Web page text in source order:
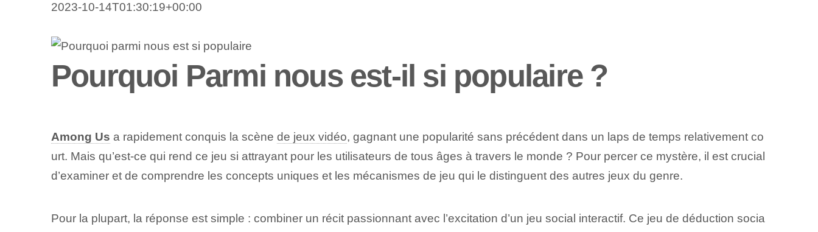
2023-10-14T01:30:19+00:00
Pourquoi Parmi nous est-il si populaire ?
Among Us a rapidement conquis la scène de jeux vidéo, gagnant une popularité sans précédent dans un laps de temps relativement co
urt. Mais qu’est-ce qui rend ce jeu si attrayant pour les utilisateurs de tous âges à travers le monde ? Pour percer ce mystère, il est crucial
d’examiner et de comprendre les concepts uniques et les mécanismes de jeu qui le distinguent des autres jeux du genre.
Pour la plupart, la réponse est simple : combiner un récit passionnant avec l’excitation d’un jeu social interactif. Ce jeu de déduction socia